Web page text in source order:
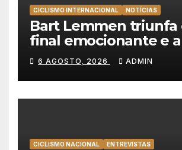
CICLISMO INTERNACIONAL NOTÍCIAS
Bart Lemmen triunfa
final emocionante e
a primeira vitória da
na Volta à Polónia
6 AGOSTO, 2026 ADMIN
CICLISMO NACIONAL ENTREVISTAS